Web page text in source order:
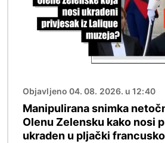
Objavljeno 04. 08. 2026. u 12:40
Manipulirana snimka
Olenu Zelensku kako nosi
ukraden u pljački